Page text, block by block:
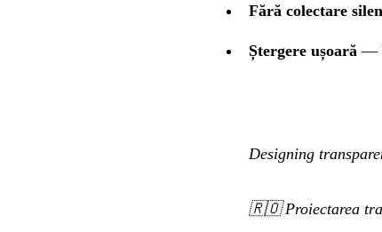
Fără colectare
Ștergere ușoară —
Designing
🇷🇴Proiectarea